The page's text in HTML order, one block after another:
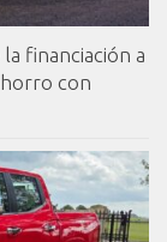
financiación a
con